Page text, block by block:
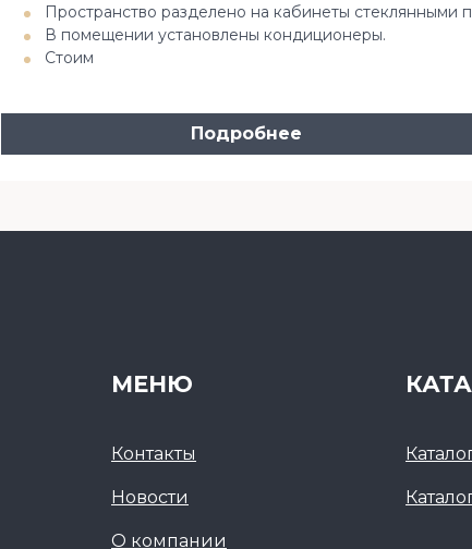
Пространство разделено на кабинеты стеклянными
В помещении установлены кондиционеры.
Стоим
Подробнее
МЕНЮ
Контакты
Новости
О компании